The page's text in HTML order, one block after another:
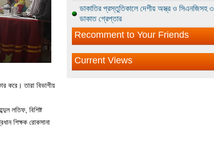
করে। তারা বিভাগীয়
লতিফ, বিশিষ্ট
শিক্ষক রোকসানা
ডাকাতির প্রস্তুতিকালে দেশীয় অস্ত্র ও সিএনজিসহ ৩
ডাকাত গ্রেপ্তার
Recomment to Your Friends
Current Views